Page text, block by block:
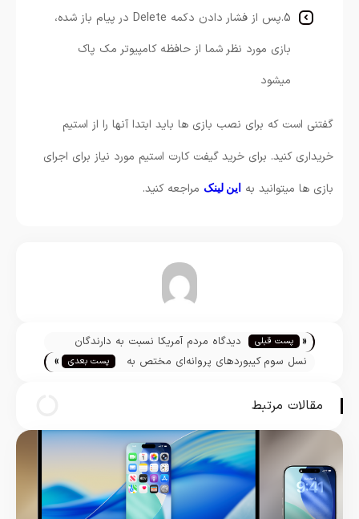
5.پس از فشار دادن دکمه Delete در پیام باز شده،
بازی مورد نظر شما از حافظه کامپیوتر مک پاک
میشود
گفتنی است که برای نصب بازی ها باید ابتدا آنها را از استیم
خریداری کنید. برای خرید گیفت کارت استیم مورد نیاز برای اجرای
بازی ها میتوانید به
این لینک مراجعه کنید.
تیم تحریریه « پست قبلی
دیدگاه مردم آمریکا نسبت به دارندگان
آیفون ها و آیپدها چگونه است
نسل سوم کیبوردهای پروانه‌ای مختص به
پست بعدی »
مقالات مرتبط